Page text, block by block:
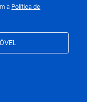
a Política de